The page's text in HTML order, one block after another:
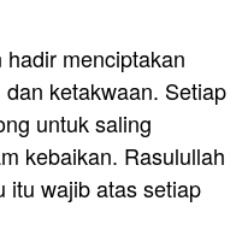
menciptakan
ketakwaan. Setiap
untuk saling
kebaikan. Rasulullah
itu wajib atas setiap